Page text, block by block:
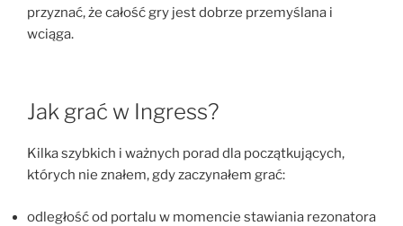
przyznać, że całość gry jest dobrze przemyślana i
wciąga.
Jak grać w Ingress?
Kilka szybkich i ważnych porad dla początkujących,
których nie znałem, gdy zaczynałem grać:
odległość od portalu w momencie stawiania rezonatora